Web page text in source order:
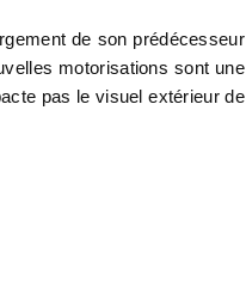
de son prédécesseur
motorisations sont une
pas le visuel extérieur de